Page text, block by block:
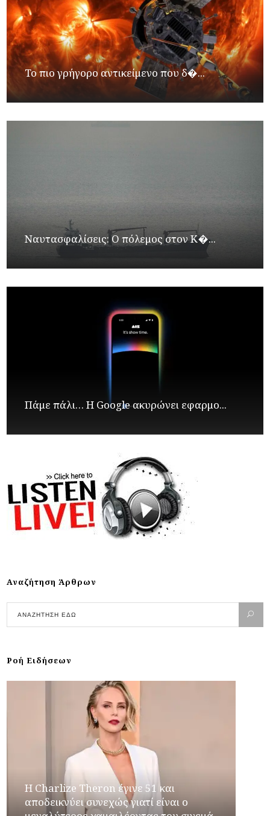
Το πιο γρήγορο αντικείμενο που δ�...
Ναυτασφαλίσεις: Ο πόλεμος στον Κ�...
Πάμε πάλι… Η Google ακυρώνει εφαρμο...
Αναζήτηση Άρθρων
Ροή Ειδήσεων
Η Charlize Theron έγινε 51 και
αποδεικνύει συνεχώς γιατί είναι ο